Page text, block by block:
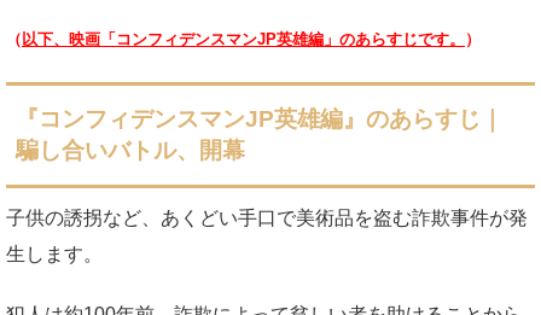
（以下、映画「コンフィデンスマンJP英雄編」のあらすじです。 ）
『コンフィデンスマンJP英雄編』のあらすじ｜
騙し合いバトル、開幕
子供の誘拐など、あくどい手口で美術品を盗む詐欺事件が発
生します。